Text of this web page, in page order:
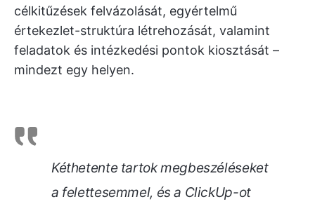
célkitűzések felvázolását, egyértelmű
értekezlet-struktúra létrehozását, valamint
feladatok és intézkedési pontok kiosztását –
mindezt egy helyen.
Kéthetente tartok megbeszéléseket
a felettesemmel, és a ClickUp-ot